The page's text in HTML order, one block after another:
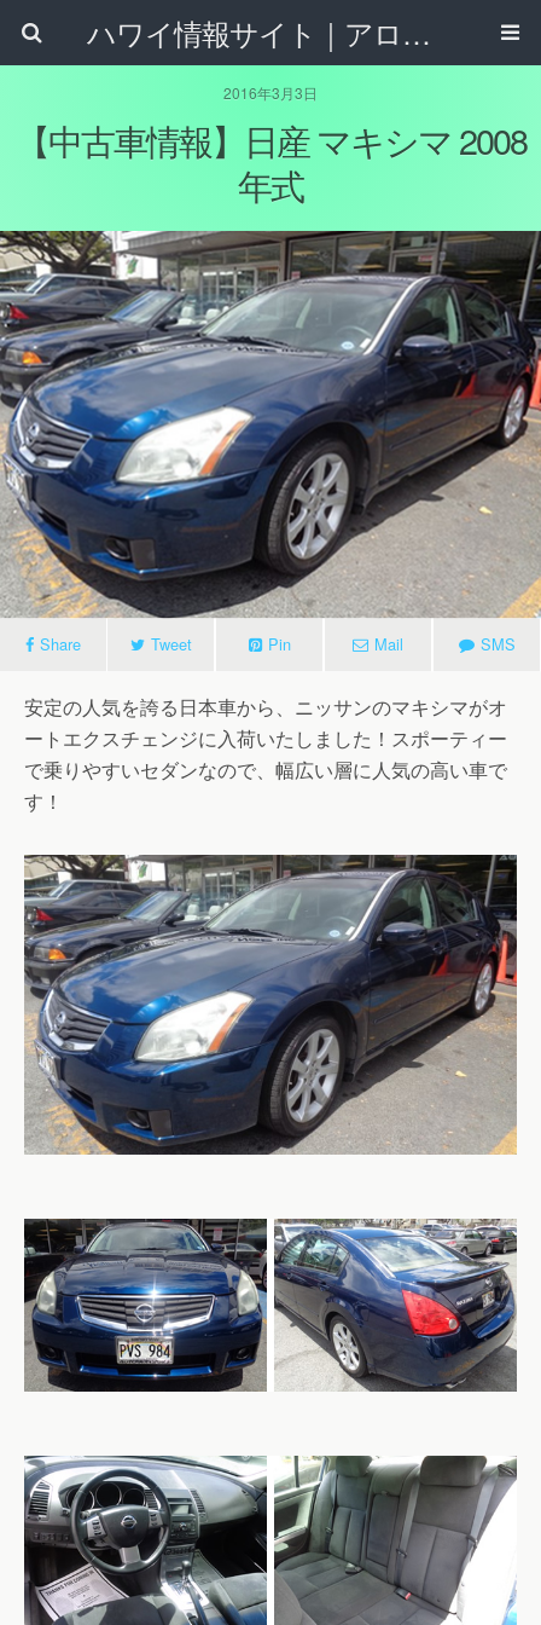
ハワイ情報サイト｜アロハタウンネット
2016年3月3日
【中古車情報】日産 マキシマ 2008
年式
Share Tweet Pin Mail SMS
安定の人気を誇る日本車から、ニッサンのマキシマがオ
ートエクスチェンジに入荷いたしました！スポーティー
で乗りやすいセダンなので、幅広い層に人気の高い車で
す！